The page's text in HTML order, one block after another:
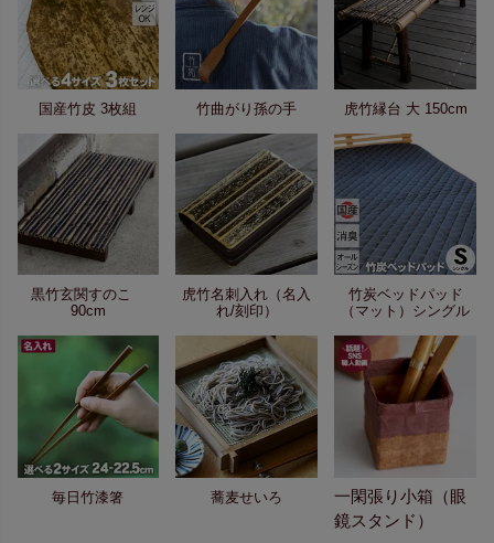
国産竹皮 3枚組 竹曲がり孫の手 虎竹縁台 大 150cm
黒竹玄関すのこ
90cm
虎竹名刺入れ（名入
れ/刻印）
竹炭ベッドパッド
（マット）シングル
毎日竹漆箸 蕎麦せいろ
一閑張り小箱（眼
鏡スタンド）